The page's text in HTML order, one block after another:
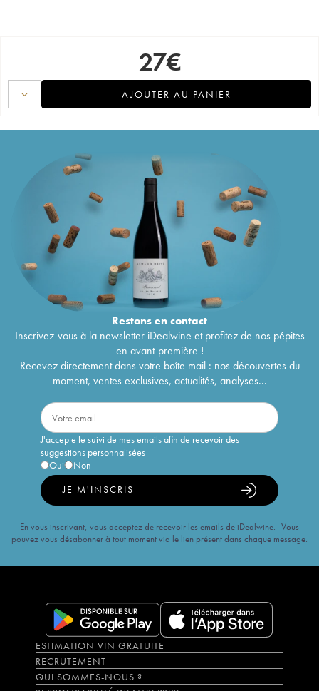
27€
AJOUTER AU PANIER
Restons encontact
Inscrivez-vous à la newsletter iDealwine et profitez de nos pépites
en avant-première !
Recevez directement dans votre boîte mail : nos découvertes du
moment, ventes exclusives, actualités, analyses...
J'accepte le suivi de mes emails afin de recevoir des
suggestions personnalisées
Oui
Non
JE M'INSCRIS
En vous inscrivant, vous acceptez de recevoir les emails de iDealwine. Vous
pouvez vous désabonner à tout moment via le lien présent dans chaque message.
ESTIMATION VIN GRATUITE
RECRUTEMENT
QUI SOMMES-NOUS ?